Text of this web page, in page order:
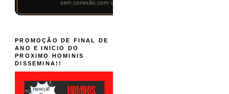
PROMOÇÃO DE FINAL DE
ANO E INICIO DO
PROXIMO HOMINIS
DISSEMINA!!